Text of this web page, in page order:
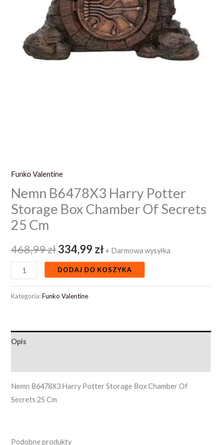
Funko Valentine
Nemn B6478X3 Harry Potter
Storage Box Chamber Of Secrets
25 Cm
468,99zł334,99 zł + Darmowa wysyłka
DODAJ DO KOSZYKA
Kategoria:Funko Valentine
Opis
Nemn B6478X3 Harry Potter Storage Box Chamber Of
Secrets 25 Cm
Podobne produkty